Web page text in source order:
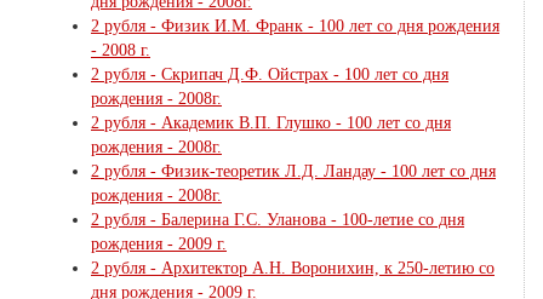
2 рубля - Физик И.М. Франк - 100 лет со дня рождения
- 2008 г.
2 рубля - Скрипач Д.Ф. Ойстрах - 100 лет со дня
рождения - 2008г.
2 рубля - Академик В.П. Глушко - 100 лет со дня
рождения - 2008г.
2 рубля - Физик-теоретик Л.Д. Ландау - 100 лет со дня
рождения - 2008г.
2 рубля - Балерина Г.С. Уланова - 100-летие со дня
рождения - 2009 г.
2 рубля - Архитектор А.Н. Воронихин, к 250-летию со
дня рождения - 2009 г.